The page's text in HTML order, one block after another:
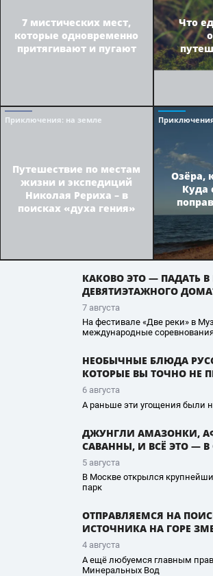
7 мистических мест,
которые одновременно
притягивают и пугают
Что
Приключения: на земле
Путешествие по местам
жизни и экспедиций
Николая Рериха – в
поисках «духа гения»
Озёра,
Куда
КАКОВО ЭТО — ПАДАТЬ
ДЕВЯТИЭТАЖНОГО
7 августа
На фестивале «Две реки» в
международные
НЕОБЫЧНЫЕ БЛЮДА
КОТОРЫЕ ВЫ ТОЧНО НЕ
6 августа
А раньше эти угощения были
ДЖУНГЛИ АМАЗОНКИ,
САВАННЫ, И ВСЁ ЭТО —
5 августа
В Москве открылся
парк
ОТПРАВЛЯЕМСЯ НА
ИСТОЧНИКА НА ГОРЕ
4 августа
А ещё любуемся главным
Минеральных Вод